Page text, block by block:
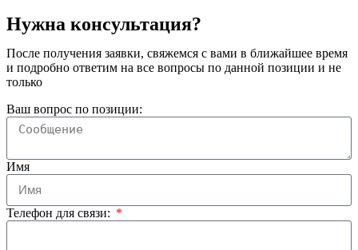
Нужна консультация?
После получения заявки, свяжемся с вами в ближайшее время
и подробно ответим на все вопросы по данной позиции и не
только
Ваш вопрос по позиции:
Имя
Телефон для связи: